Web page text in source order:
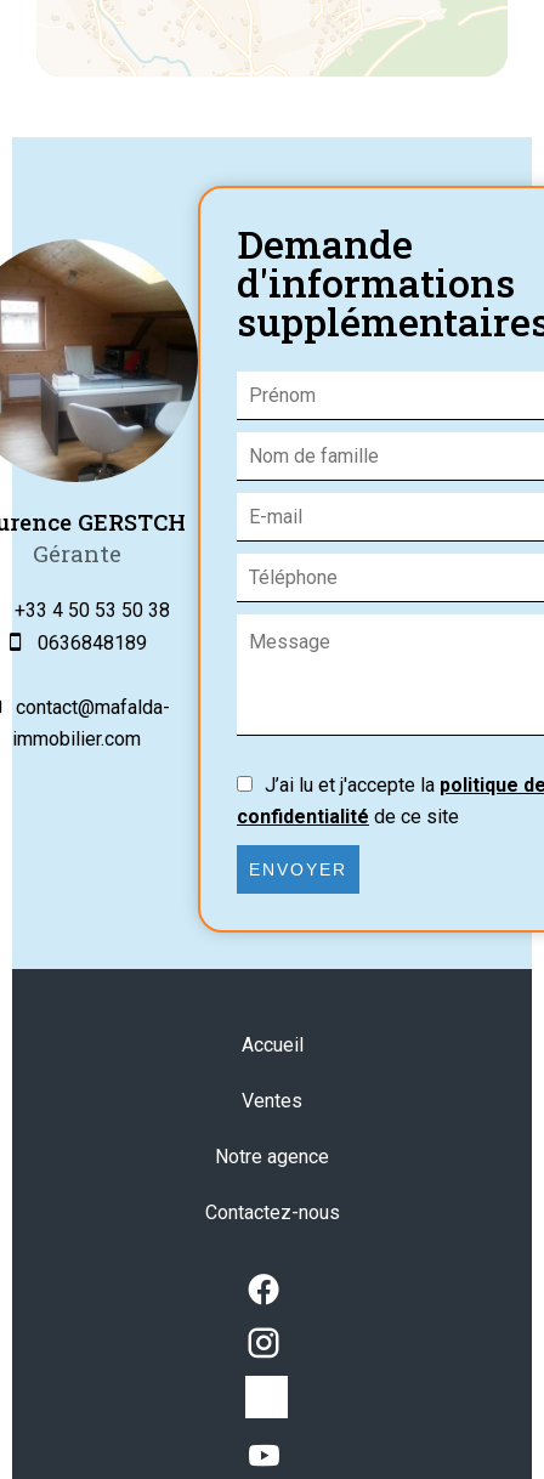
GERSTCH
Gérante
+33 4 50 53 50 38
0636848189
contact@mafalda-
immobilier.com
Demande
d'informations
J’ai lu et j'accepte la politique
confidentialité de ce site
ENVOYER
Accueil
Ventes
Notre agence
Contactez-nous